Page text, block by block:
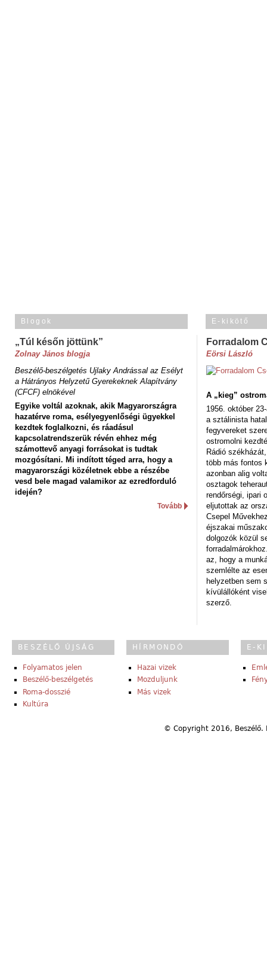
Blogok
„Túl későn jöttünk”
Zolnay János blogja
Beszélő-beszélgetés Ujlaky Andrással az Esélyt
a Hátrányos Helyzetű Gyerekeknek Alapítvány
(CFCF) elnökével
Egyike voltál azoknak, akik Magyarországra
hazatérve roma, esélyegyenlőségi ügyekkel
kezdtek foglalkozni, és ráadásul
kapcsolatrendszerük révén ehhez még
számottevő anyagi forrásokat is tudtak
mozgósítani. Mi indított téged arra, hogy a
magyarországi közéletnek ebbe a részébe
vesd bele magad valamikor az ezredforduló
idején?
Tovább
E-kikötő
Forradalom
Eörsi László
A „kieg”
1956. október
a sztálinista
fegyvereket
ostromolni
Rádió
több más fontos
azonban alig
osztagok
rendőrségi, ipari
eljutottak az
Csepel
éjszakai
dolgozók közül
az, hogy a
szemlélte az
helyzetben sem
kívülállóként
szerző.
BESZÉLŐ ÚJSÁG
Folyamatos jelen
Beszélő-beszélgetés
Roma-dosszié
Kultúra
HÍRMONDÓ
Hazai vizek
Mozduljunk
Más vizek
E-
© Copyright 2016,